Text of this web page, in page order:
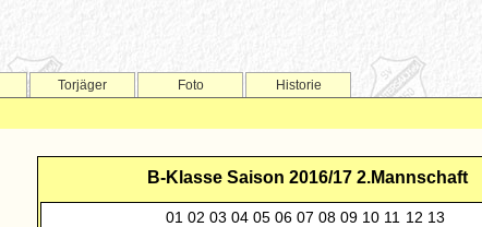
Torjäger Foto Historie
B-Klasse Saison 2016/17 2.Mannschaft
01 02 03 04 05 06 07 08 09 10 11 12 13